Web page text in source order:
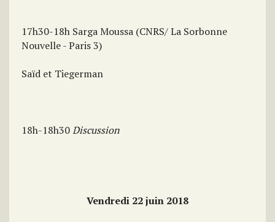
17h30-18h Sarga Moussa (CNRS/ La Sorbonne
Nouvelle - Paris 3)
Saïd et Tiegerman
18h-18h30Discussion
Vendredi 22 juin 2018